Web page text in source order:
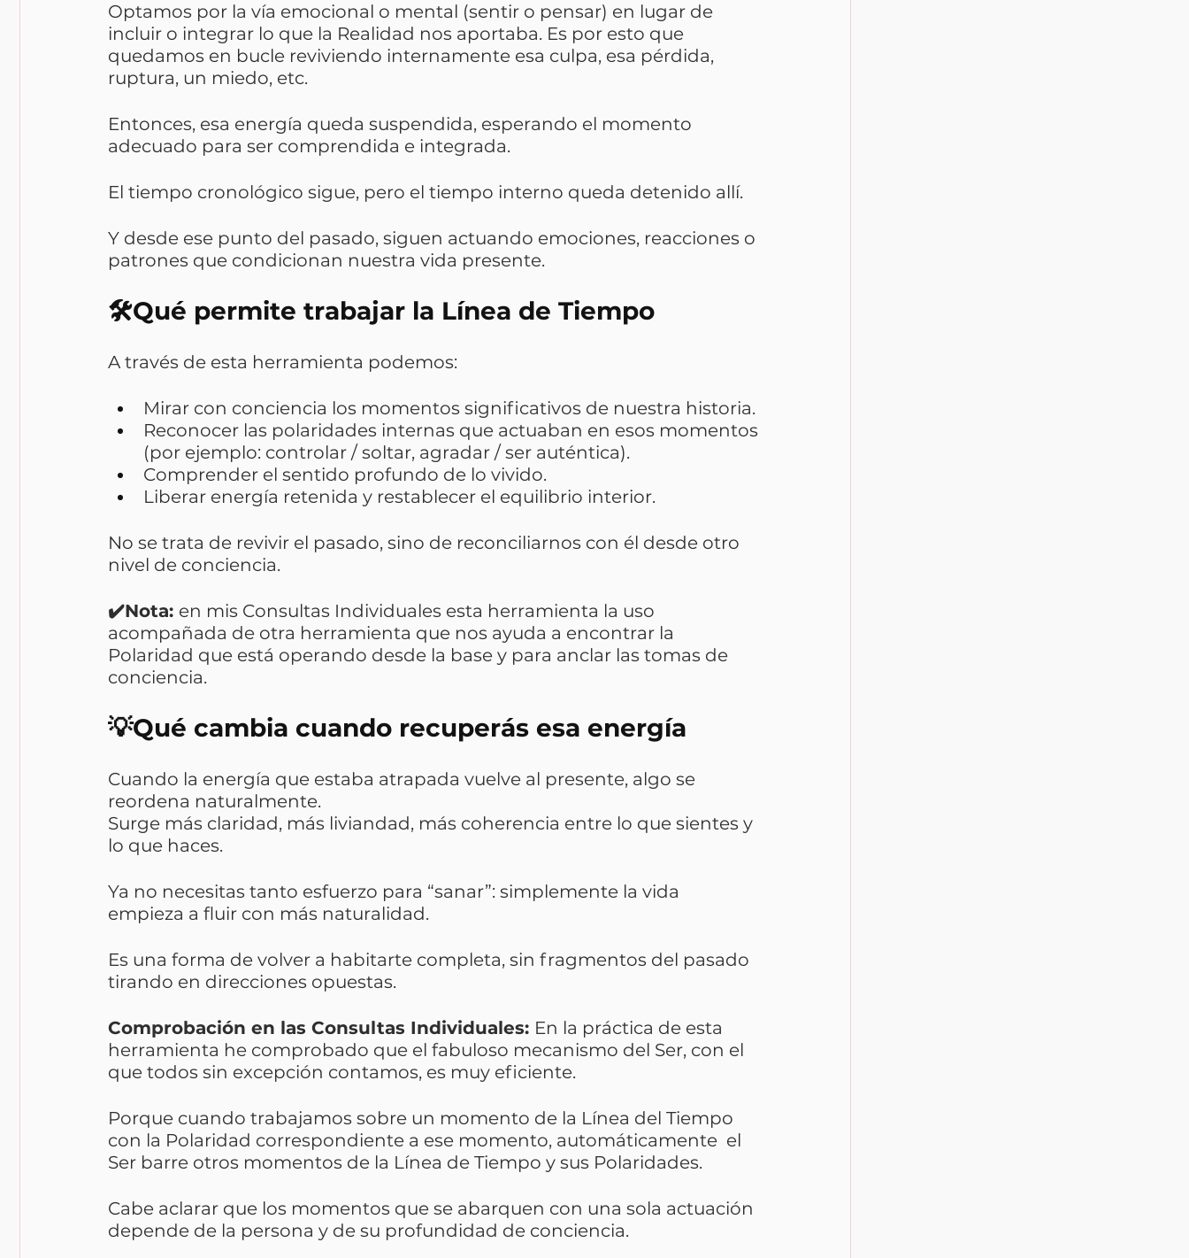
Optamos por la vía emocional o mental (sentir o pensar) en lugar de
incluir o integrar lo que la Realidad nos aportaba. Es por esto que
quedamos en bucle reviviendo internamente esa culpa, esa pérdida,
ruptura, un miedo, etc.
Entonces, esa energía queda suspendida, esperando el momento
adecuado para ser comprendida e integrada.
El tiempo cronológico sigue, pero el tiempo interno queda detenido allí.
Y desde ese punto del pasado, siguen actuando emociones, reacciones o
patrones que condicionan nuestra vida presente.
🛠️Qué permite trabajar la Línea de Tiempo
A través de esta herramienta podemos:
Mirar con conciencia los momentos significativos de nuestra historia.
Reconocer las polaridades internas que actuaban en esos momentos
(por ejemplo: controlar / soltar, agradar / ser auténtica).
Comprender el sentido profundo de lo vivido.
Liberar energía retenida y restablecer el equilibrio interior.
No se trata de revivir el pasado, sino de reconciliarnos con él desde otro
nivel de conciencia.
✔️Nota: en mis Consultas Individuales esta herramienta la uso
acompañada de otra herramienta que nos ayuda a encontrar la
Polaridad que está operando desde la base y para anclar las tomas de
conciencia.
💡Qué cambia cuando recuperás esa energía
Cuando la energía que estaba atrapada vuelve al presente, algo se
reordena naturalmente.
Surge más claridad, más liviandad, más coherencia entre lo que sientes y
lo que haces.
Ya no necesitas tanto esfuerzo para “sanar”: simplemente la vida
empieza a fluir con más naturalidad.
Es una forma de volver a habitarte completa, sin fragmentos del pasado
tirando en direcciones opuestas.
Comprobación en las Consultas Individuales: En la práctica de esta
herramienta he comprobado que el fabuloso mecanismo del Ser, con el
que todos sin excepción contamos, es muy eficiente.
Porque cuando trabajamos sobre un momento de la Línea del Tiempo
con la Polaridad correspondiente a ese momento, automáticamente  el
Ser barre otros momentos de la Línea de Tiempo y sus Polaridades.
Cabe aclarar que los momentos que se abarquen con una sola actuación
depende de la persona y de su profundidad de conciencia.